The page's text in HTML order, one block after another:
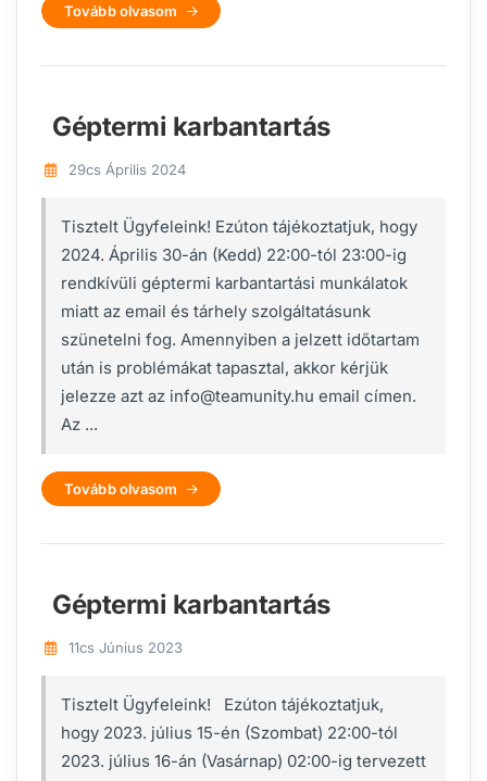
Tovább olvasom
Géptermi karbantartás
29cs Április 2024
Tisztelt Ügyfeleink! Ezúton tájékoztatjuk, hogy
2024. Április 30-án (Kedd) 22:00-tól 23:00-ig
rendkívüli géptermi karbantartási munkálatok
miatt az email és tárhely szolgáltatásunk
szünetelni fog. Amennyiben a jelzett időtartam
után is problémákat tapasztal, akkor kérjük
jelezze azt az info@teamunity.hu email címen.
Az ...
Tovább olvasom
Géptermi karbantartás
11cs Június 2023
Tisztelt Ügyfeleink! Ezúton tájékoztatjuk,
hogy 2023. július 15-én (Szombat) 22:00-tól
2023. július 16-án (Vasárnap) 02:00-ig tervezett